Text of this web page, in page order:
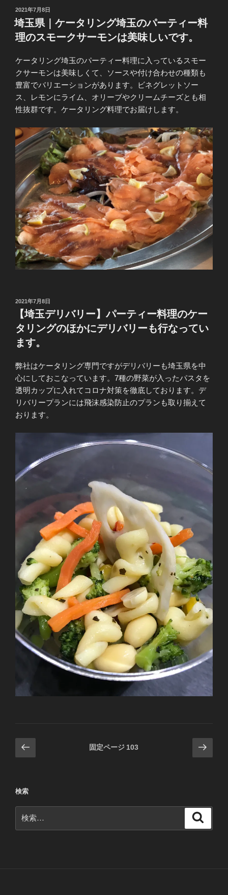
投
稿
日:
2021年7月8日
埼玉県｜ケータリング埼玉のパーティー料
理のスモークサーモンは美味しいです。
ケータリング埼玉のパーティー料理に入っているスモー
クサーモンは美味しくて、ソースや付け合わせの種類も
豊富でバリエーションがあります。ビネグレットソー
ス、レモンにライム、オリーブやクリームチーズとも相
性抜群です。ケータリング料理でお届けします。
投
日:
2021年7月8日
【埼玉デリバリー】パーティー料理のケー
タリングのほかにデリバリーも行なってい
ます。
弊社はケータリング専門ですがデリバリーも埼玉県を中
心にしておこなっています。7種の野菜が入ったパスタを
透明カップに入れてコロナ対策を徹底しております。デ
リバリープランには飛沫感染防止のプランも取り揃えて
おります。
投
稿
ペ
ジ
送
前
の
固定ページ 103
次
の
検索
索: